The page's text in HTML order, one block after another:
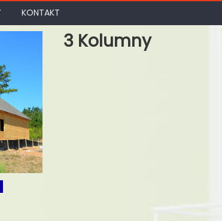
KONTAKT
3 Kolumny